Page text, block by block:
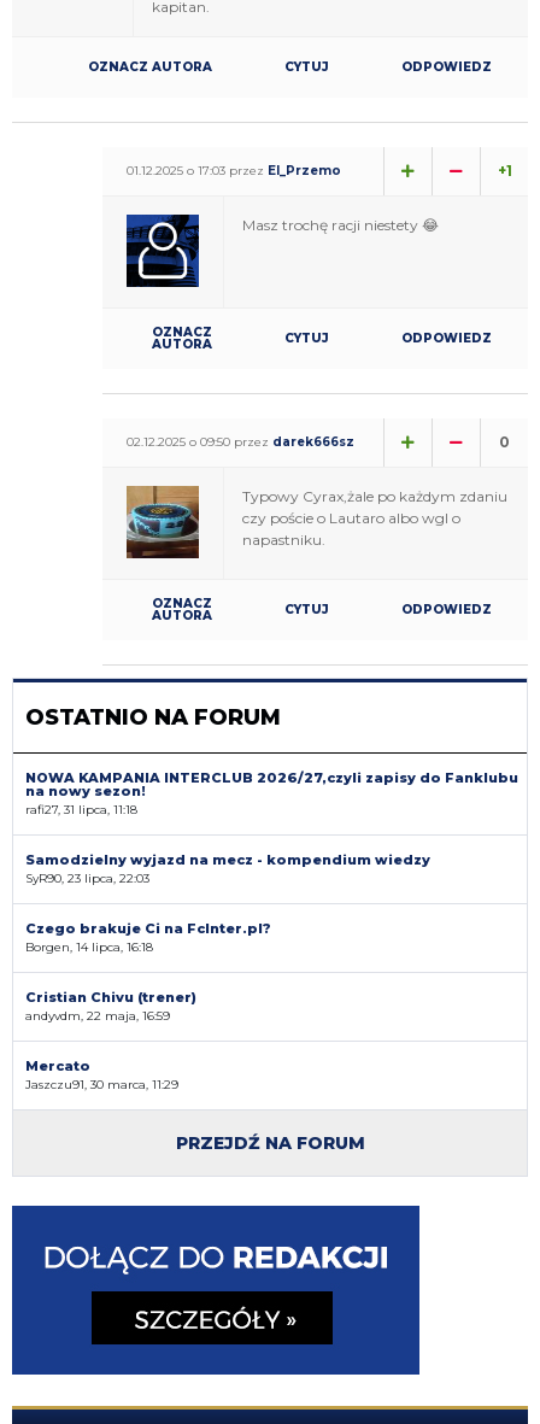
kapitan.
OZNACZ AUTORA CYTUJ ODPOWIEDZ
01.12.2025 o 17:03 przez El_Przemo +1
Masz trochę racji niestety 😂
OZNACZ
AUTORA CYTUJ ODPOWIEDZ
02.12.2025 o 09:50 przez darek666sz 0
Typowy Cyrax,żale po każdym zdaniu
czy poście o Lautaro albo wgl o
napastniku.
OZNACZ
AUTORA CYTUJ ODPOWIEDZ
OSTATNIO NA FORUM
NOWA KAMPANIA INTERCLUB 2026/27,czyli zapisy do Fanklubu
na nowy sezon!
rafi27, 31 lipca, 11:18
Samodzielny wyjazd na mecz - kompendium wiedzy
SyR90, 23 lipca, 22:03
Czego brakuje Ci na FcInter.pl?
Borgen, 14 lipca, 16:18
Cristian Chivu (trener)
andyvdm, 22 maja, 16:59
Mercato
Jaszczu91, 30 marca, 11:29
PRZEJDŹ NA FORUM